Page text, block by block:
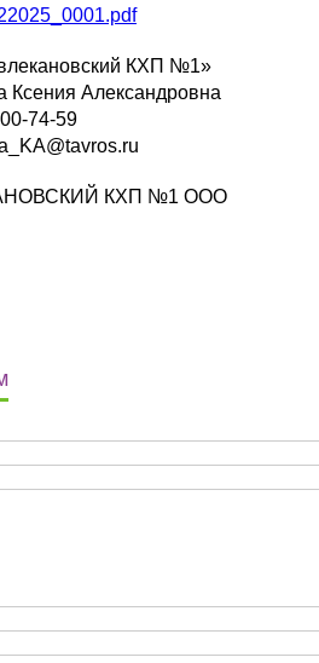
КХП №1»
Ксения Александровна
74-59
КХП №1 ООО